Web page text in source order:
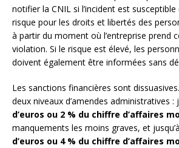
notifier la CNIL si l’incident est susceptible
risque pour les droits et libertés des
à partir du moment où l’entreprise prend
violation. Si le risque est élevé, les
doivent également être informées sans
Les sanctions financières sont
deux niveaux d’amendes administratives :
d’euros ou 2 % du chiffre d’affaires
manquements les moins graves, et jusqu’à
d’euros ou 4 % du chiffre d’affaires